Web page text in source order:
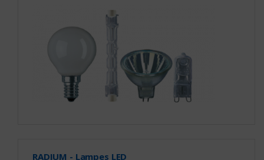
RADIUM - Lampes LED